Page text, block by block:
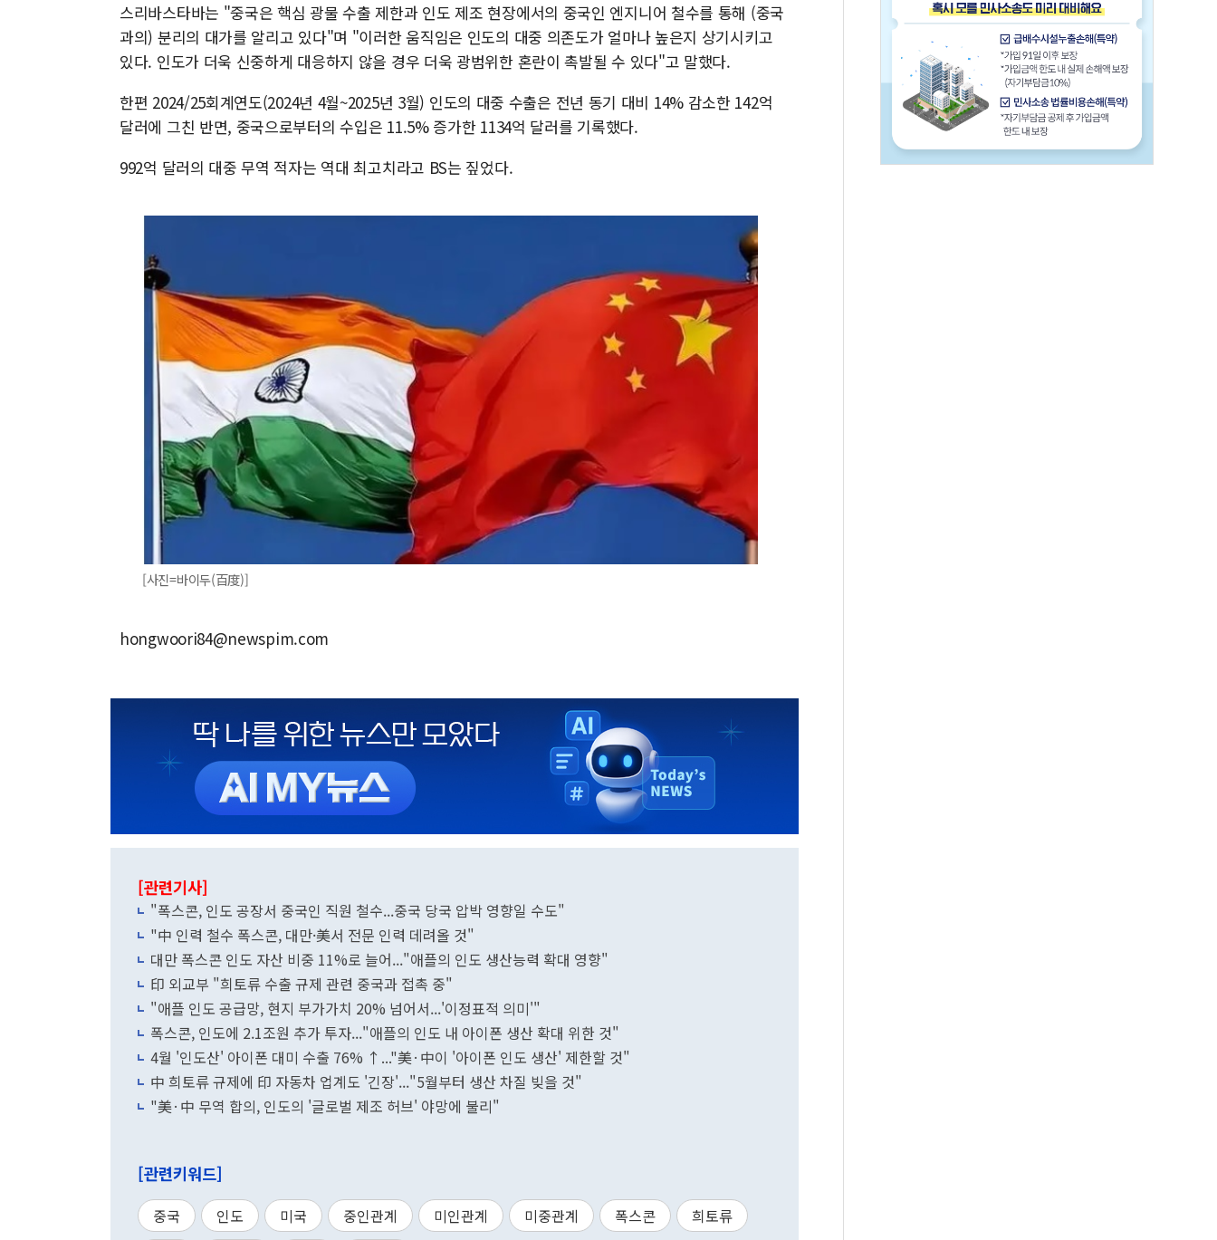
스리바스타바는 "중국은 핵심 광물 수출 제한과 인도 제조 현장에서의 중국인 엔지니어 철수를 통해 (중국
과의) 분리의 대가를 알리고 있다"며 "이러한 움직임은 인도의 대중 의존도가 얼마나 높은지 상기시키고
있다. 인도가 더욱 신중하게 대응하지 않을 경우 더욱 광범위한 혼란이 촉발될 수 있다"고 말했다.
한편 2024/25회계연도(2024년 4월~2025년 3월) 인도의 대중 수출은 전년 동기 대비 14% 감소한 142억
달러에 그친 반면, 중국으로부터의 수입은 11.5% 증가한 1134억 달러를 기록했다.
992억 달러의 대중 무역 적자는 역대 최고치라고 BS는 짚었다.
[사진=바이두(百度)]
hongwoori84@newspim.com
[관련기사]
"폭스콘, 인도 공장서 중국인 직원 철수...중국 당국 압박 영향일 수도"
"中 인력 철수 폭스콘, 대만·美서 전문 인력 데려올 것"
대만 폭스콘 인도 자산 비중 11%로 늘어..."애플의 인도 생산능력 확대 영향"
印 외교부 "희토류 수출 규제 관련 중국과 접촉 중"
"애플 인도 공급망, 현지 부가가치 20% 넘어서...'이정표적 의미'"
폭스콘, 인도에 2.1조원 추가 투자..."애플의 인도 내 아이폰 생산 확대 위한 것"
4월 '인도산' 아이폰 대미 수출 76% ↑..."美·中이 '아이폰 인도 생산' 제한할 것"
中 희토류 규제에 印 자동차 업계도 '긴장'..."5월부터 생산 차질 빚을 것"
"美·中 무역 합의, 인도의 '글로벌 제조 허브' 야망에 불리"
[관련키워드]
중국 인도 미국 중인관계 미인관계 미중관계 폭스콘 희토류